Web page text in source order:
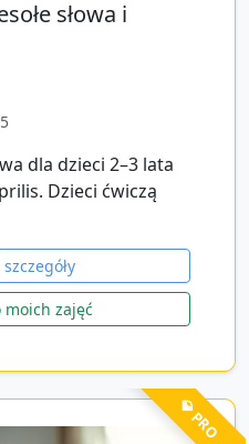
słowa i
dla dzieci 2–3 lata
Dzieci ćwiczą
moich zajęć
💎 PRO